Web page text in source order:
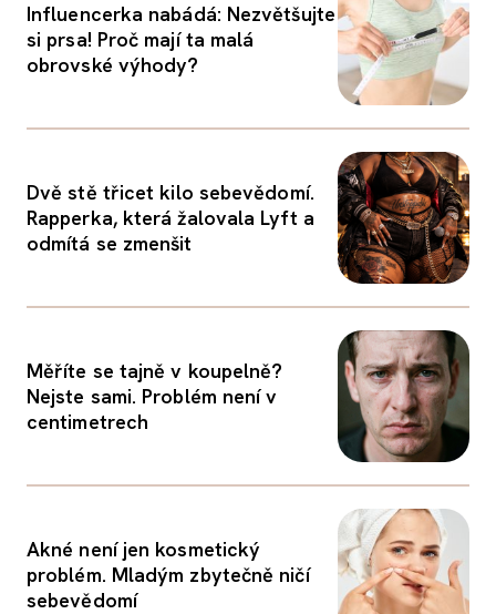
Influencerka nabádá: Nezvětšujte
si prsa! Proč mají ta malá
obrovské výhody?
Dvě stě třicet kilo sebevědomí.
Rapperka, která žalovala Lyft a
odmítá se zmenšit
Měříte se tajně v koupelně?
Nejste sami. Problém není v
centimetrech
Akné není jen kosmetický
problém. Mladým zbytečně ničí
sebevědomí